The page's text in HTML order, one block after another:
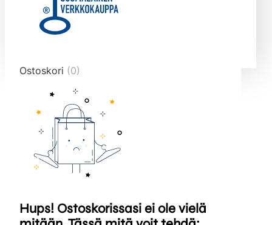
data-original-query-vars="[]" data-page="1"
data-max-pages="4512" data-start="1" data-
end="10">
Ostoskori (0)
Hups! Ostoskorissasi ei ole vielä